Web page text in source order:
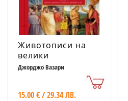
Животописи на
велики
художници,
архитекти. Том 3
Джорджо Вазари
15.00 € / 29.34 ЛВ.